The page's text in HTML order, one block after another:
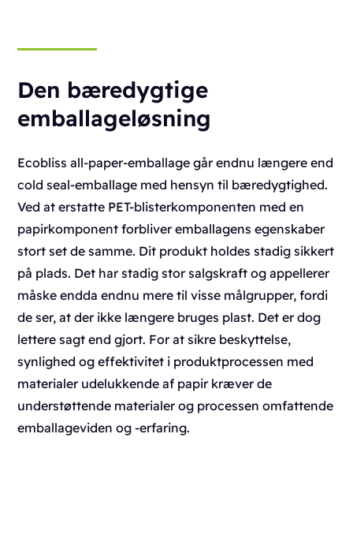
Den bæredygtige
emballageløsning
Ecobliss all-paper-emballage går endnu længere end
cold seal-emballage med hensyn til bæredygtighed.
Ved at erstatte PET-blisterkomponenten med en
papirkomponent forbliver emballagens egenskaber
stort set de samme. Dit produkt holdes stadig sikkert
på plads. Det har stadig stor salgskraft og appellerer
måske endda endnu mere til visse målgrupper, fordi
de ser, at der ikke længere bruges plast. Det er dog
lettere sagt end gjort. For at sikre beskyttelse,
synlighed og effektivitet i produktprocessen med
materialer udelukkende af papir kræver de
understøttende materialer og processen omfattende
emballageviden og -erfaring.